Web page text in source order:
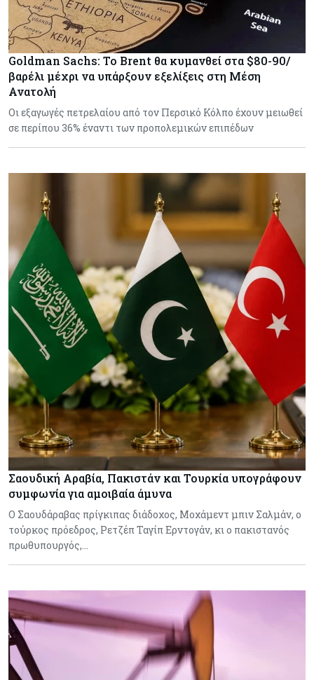
Goldman Sachs: Το Brent θα κυμανθεί στα $80-90/
βαρέλι μέχρι να υπάρξουν εξελίξεις στη Μέση
Ανατολή
Οι εξαγωγές πετρελαίου από τον Περσικό Κόλπο έχουν μειωθεί
σε περίπου 36% έναντι των προπολεμικών επιπέδων
Σαουδική Αραβία, Πακιστάν και Τουρκία υπογράφουν
συμφωνία για αμοιβαία άμυνα
Ο Σαουδάραβας πρίγκιπας διάδοχος, Μοχάμεντ μπιν Σαλμάν, ο
τούρκος πρόεδρος, Ρετζέπ Ταγίπ Ερντογάν, κι ο πακιστανός
πρωθυπουργός,…